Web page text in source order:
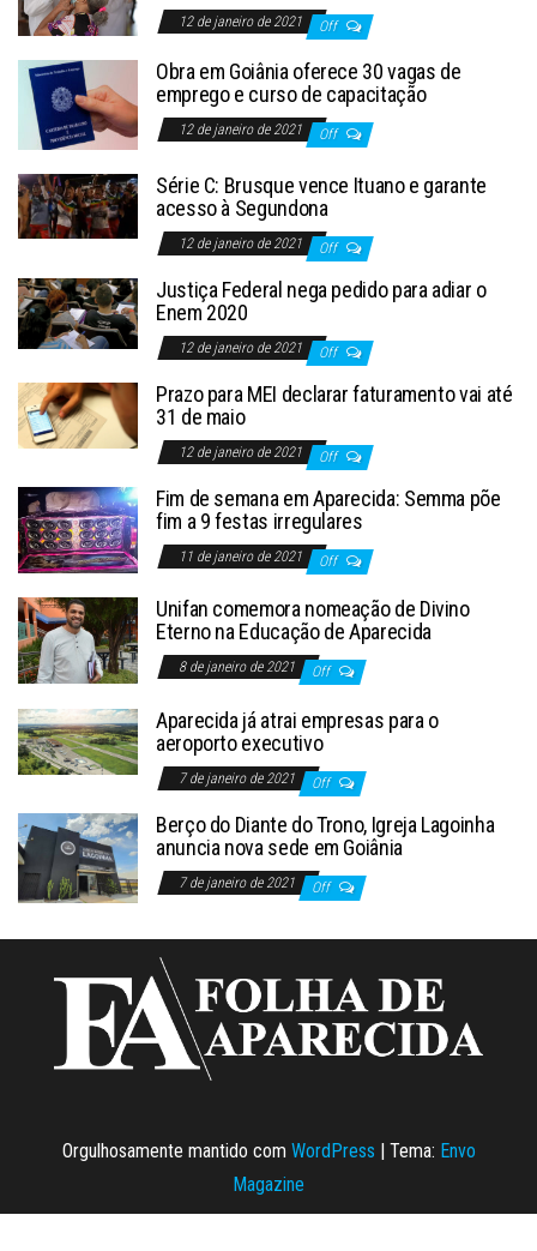
12 de janeiro de 2021 Off
Obra em Goiânia oferece 30 vagas de
emprego e curso de capacitação
12 de janeiro de 2021 Off
Série C: Brusque vence Ituano e garante
acesso à Segundona
12 de janeiro de 2021 Off
Justiça Federal nega pedido para adiar o
Enem 2020
12 de janeiro de 2021 Off
Prazo para MEI declarar faturamento vai até
31 de maio
12 de janeiro de 2021 Off
Fim de semana em Aparecida: Semma põe
fim a 9 festas irregulares
11 de janeiro de 2021 Off
Unifan comemora nomeação de Divino
Eterno na Educação de Aparecida
8 de janeiro de 2021 Off
Aparecida já atrai empresas para o
aeroporto executivo
7 de janeiro de 2021 Off
Berço do Diante do Trono, Igreja Lagoinha
anuncia nova sede em Goiânia
7 de janeiro de 2021 Off
Orgulhosamente mantido com WordPress | Tema: Envo
Magazine